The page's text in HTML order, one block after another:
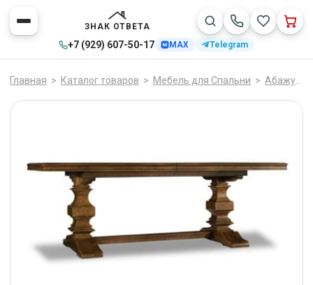
ЗНАК ОТВЕТА
+7 (929) 607-50-17 MAX Telegram
Главная > Каталог товаров > Мебель для Спальни > Абажуры